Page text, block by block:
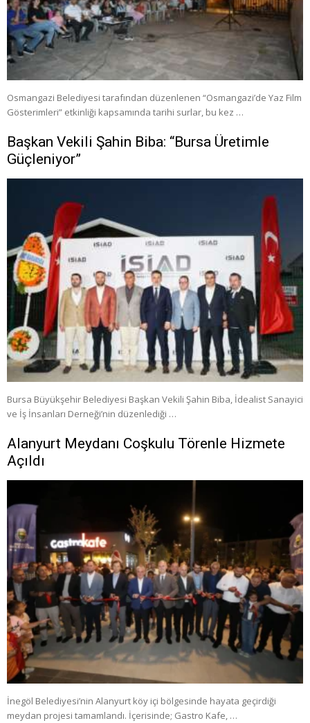
Osmangazi Belediyesi tarafından düzenlenen “Osmangazi’de Yaz Film
Gösterimleri” etkinliği kapsamında tarihi surlar, bu kez …
Başkan Vekili Şahin Biba: “Bursa Üretimle
Güçleniyor”
Bursa Büyükşehir Belediyesi Başkan Vekili Şahin Biba, İdealist Sanayici
ve İş İnsanları Derneği’nin düzenlediği …
Alanyurt Meydanı Coşkulu Törenle Hizmete
Açıldı
İnegöl Belediyesi’nin Alanyurt köy içi bölgesinde hayata geçirdiği
meydan projesi tamamlandı. İçerisinde; Gastro Kafe, …